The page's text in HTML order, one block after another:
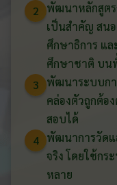
2
พัฒนาหลักสูตร
เป็นสำคัญ สน
ศึกษาธิการ แ
ศึกษาชาติ บน
3
พัฒนาระบบกา
คล่องตัวถูกต้อ
สอบได้
4 พัฒนาการวัดแ
จริง โดยใช้กร
หลาย